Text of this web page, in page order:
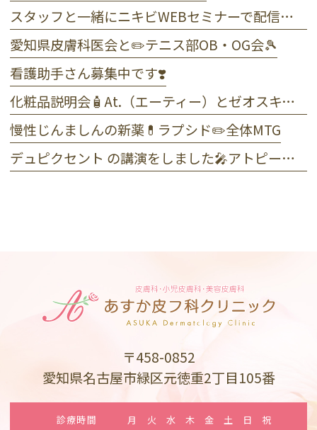
スタッフと一緒にニキビWEBセミナーで配信しました☺️
愛知県皮膚科医会と✏️テニス部OB・OG会🎾
看護助手さん募集中です❣️
化粧品説明会🧴At.（エーティー）とゼオスキンヘルス
慢性じんましんの新薬💊ラプシド✏️全体MTG
デュピクセント の講演をしました🎤アトピー性皮膚炎
〒458-0852
愛知県名古屋市緑区元徳重2丁目105番
診療時間 月 火 水 木 金 土 日 祝